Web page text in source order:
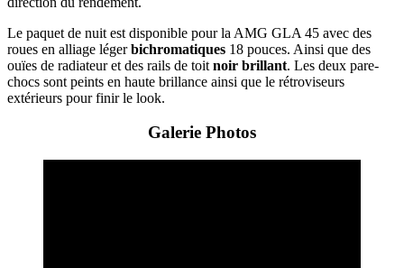
Le paquet de nuit est disponible pour la AMG GLA 45 avec des
roues en alliage légerbichromatiques 18 pouces. Ainsi que des
ouïes de radiateur et des rails de toit noir brillant. Les deux pare-
chocs sont peints en haute brillance ainsi que le rétroviseurs
extérieurs pour finir le look.
Galerie Photos